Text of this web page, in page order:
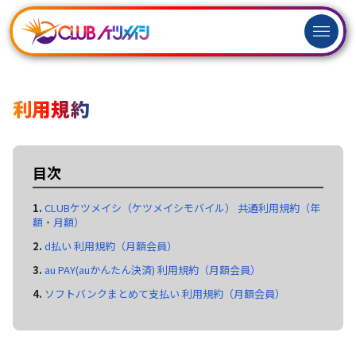
利用規約
目次
CLUBケツメイシ（ケツメイシモバイル） 共通利用規約（年
額・月額）
d払い 利用規約（月額会員）
au PAY(auかんたん決済) 利用規約（月額会員）
ソフトバンクまとめて支払い 利用規約（月額会員）